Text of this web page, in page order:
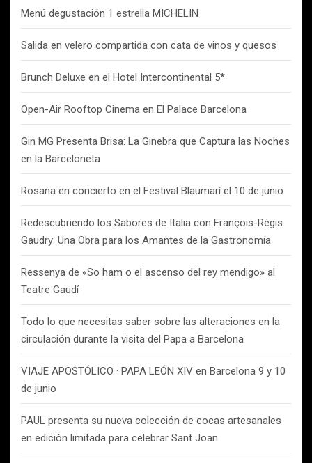
Menú degustación 1 estrella MICHELIN
Salida en velero compartida con cata de vinos y quesos
Brunch Deluxe en el Hotel Intercontinental 5*
Open-Air Rooftop Cinema en El Palace Barcelona
Gin MG Presenta Brisa: La Ginebra que Captura las Noches
en la Barceloneta
Rosana en concierto en el Festival Blaumarí el 10 de junio
Redescubriendo los Sabores de Italia con François-Régis
Gaudry: Una Obra para los Amantes de la Gastronomía
Ressenya de «So ham o el ascenso del rey mendigo» al
Teatre Gaudí
Todo lo que necesitas saber sobre las alteraciones en la
circulación durante la visita del Papa a Barcelona
VIAJE APOSTÓLICO · PAPA LEÓN XIV en Barcelona 9 y 10
de junio
PAUL presenta su nueva colección de cocas artesanales
en edición limitada para celebrar Sant Joan